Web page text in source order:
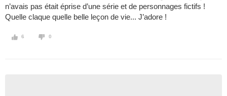
n’avais pas était éprise d’une série et de personnages fictifs !
Quelle claque quelle belle leçon de vie... J’adore !
6 0